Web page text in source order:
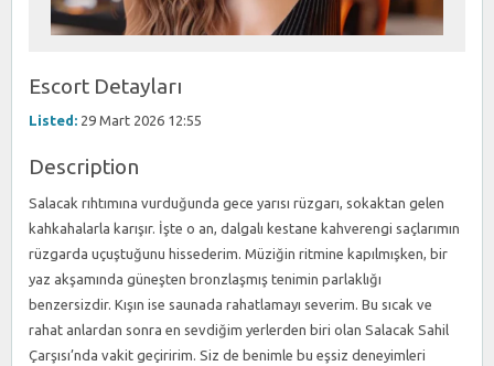
Escort Detayları
Listed: 29 Mart 2026 12:55
Description
Salacak rıhtımına vurduğunda gece yarısı rüzgarı, sokaktan gelen
kahkahalarla karışır. İşte o an, dalgalı kestane kahverengi saçlarımın
rüzgarda uçuştuğunu hissederim. Müziğin ritmine kapılmışken, bir
yaz akşamında güneşten bronzlaşmış tenimin parlaklığı
benzersizdir. Kışın ise saunada rahatlamayı severim. Bu sıcak ve
rahat anlardan sonra en sevdiğim yerlerden biri olan Salacak Sahil
Çarşısı’nda vakit geçiririm. Siz de benimle bu eşsiz deneyimleri